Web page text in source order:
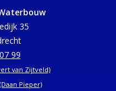
35
99
van Zijtveld)
(Daan Pieper)